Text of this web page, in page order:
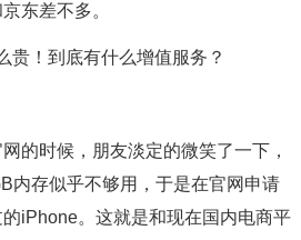
东差不多。
的时候，朋友淡定的微笑了一下，
内存似乎不够用，于是在官网申请
iPhone。这就是和现在国内电商平